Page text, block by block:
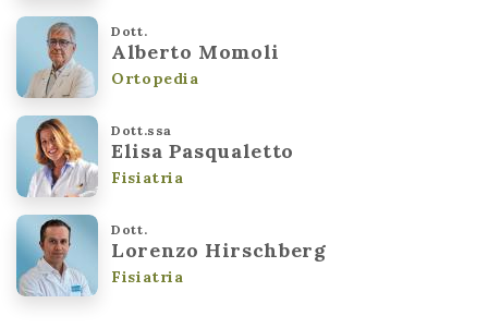
Dott.
Alberto Momoli
Ortopedia
Dott.ssa
Elisa Pasqualetto
Fisiatria
Dott.
Lorenzo Hirschberg
Fisiatria